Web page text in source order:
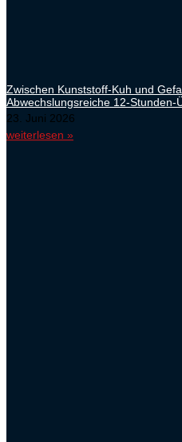
Zwischen Kunststoff-Kuh und
Abwechslungsreiche 12-Stunden-
23. Juni 2026
weiterlesen »